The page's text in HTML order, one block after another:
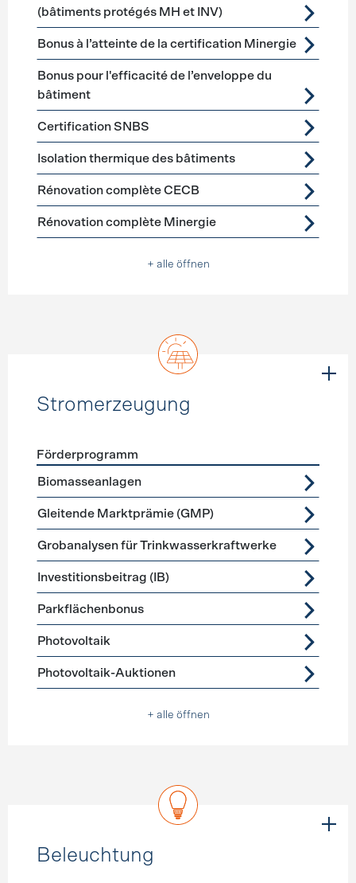
(bâtiments protégés MH et INV)
Bonus à l’atteinte de la certification Minergie
Bonus pour l'efficacité de l’enveloppe du
bâtiment
Certification SNBS
Isolation thermique des bâtiments
Rénovation complète CECB
Rénovation complète Minergie
+ alle öffnen
Stromerzeugung
Förderprogramme
Förderprogramm
Biomasseanlagen
Gleitende Marktprämie (GMP)
Grobanalysen für Trinkwasserkraftwerke
Investitionsbeitrag (IB)
Parkflächenbonus
Photovoltaik
Photovoltaik-Auktionen
+ alle öffnen
Beleuchtung